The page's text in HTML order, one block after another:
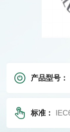
产品型号：
标准：